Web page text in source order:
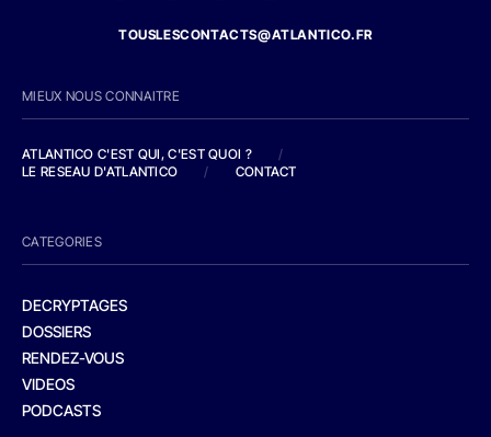
TOUSLESCONTACTS@ATLANTICO.FR
MIEUX NOUS CONNAITRE
ATLANTICO C'EST QUI, C'EST QUOI ?
/
LE RESEAU D'ATLANTICO
/ CONTACT
CATEGORIES
DECRYPTAGES
DOSSIERS
RENDEZ-VOUS
VIDEOS
PODCASTS